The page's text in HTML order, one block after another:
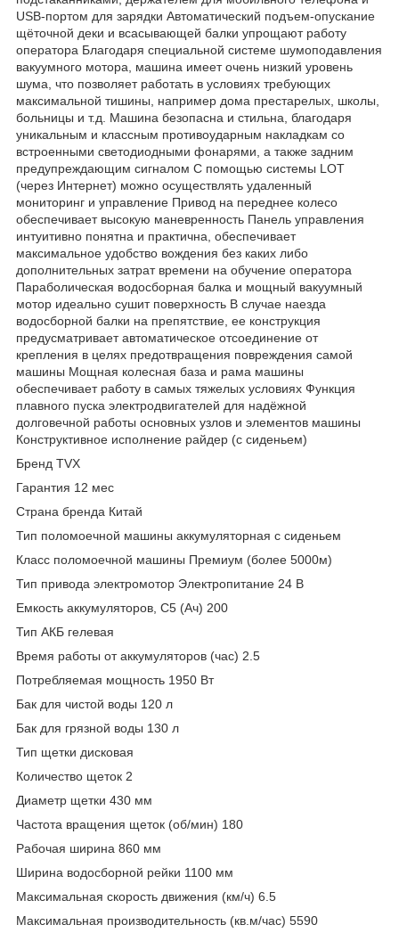
USB-портом для зарядки Автоматический подъем-опускание
щёточной деки и всасывающей балки упрощают работу
оператора Благодаря специальной системе шумоподавления
вакуумного мотора, машина имеет очень низкий уровень
шума, что позволяет работать в условиях требующих
максимальной тишины, например дома престарелых, школы,
больницы и т.д. Машина безопасна и стильна, благодаря
уникальным и классным противоударным накладкам со
встроенными светодиодными фонарями, а также задним
предупреждающим сигналом С помощью системы LOT
(через Интернет) можно осуществлять удаленный
мониторинг и управление Привод на переднее колесо
обеспечивает высокую маневренность Панель управления
интуитивно понятна и практична, обеспечивает
максимальное удобство вождения без каких либо
дополнительных затрат времени на обучение оператора
Параболическая водосборная балка и мощный вакуумный
мотор идеально сушит поверхность В случае наезда
водосборной балки на препятствие, ее конструкция
предусматривает автоматическое отсоединение от
крепления в целях предотвращения повреждения самой
машины Мощная колесная база и рама машины
обеспечивает работу в самых тяжелых условиях Функция
плавного пуска электродвигателей для надёжной
долговечной работы основных узлов и элементов машины
Конструктивное исполнение райдер (с сиденьем)
Бренд TVX
Гарантия 12 мес
Страна бренда Китай
Тип поломоечной машины аккумуляторная с сиденьем
Класс поломоечной машины Премиум (более 5000м)
Тип привода электромотор Электропитание 24 В
Емкость аккумуляторов, C5 (Ач) 200
Тип АКБ гелевая
Время работы от аккумуляторов (час) 2.5
Потребляемая мощность 1950 Вт
Бак для чистой воды 120 л
Бак для грязной воды 130 л
Тип щетки дисковая
Количество щеток 2
Диаметр щетки 430 мм
Частота вращения щеток (об/мин) 180
Рабочая ширина 860 мм
Ширина водосборной рейки 1100 мм
Максимальная скорость движения (км/ч) 6.5
Максимальная производительность (кв.м/час) 5590